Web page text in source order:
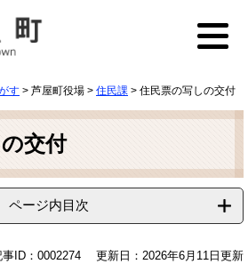
す > 芦屋町役場 > 住民課 > 住民票の写しの交付
交付
ページ内目次
事ID：0002274 更新日：2026年6月11日更新